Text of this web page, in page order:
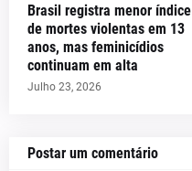
Brasil registra menor índice
de mortes violentas em 13
anos, mas feminicídios
continuam em alta
Julho 23, 2026
Postar um comentário